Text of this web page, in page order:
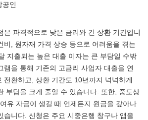
공인
은 파격적으로 낮은 금리와 긴 상환 기간입니
비, 원자재 가격 상승 등으로 어려움을 겪는
지출되는 높은 대출 이자는 큰 부담일 수밖
램을 통해 기존의 고금리 사업자 대출을 연
전환하고, 상환 기간도 10년까지 넉넉하게
부담을 크게 줄일 수 있습니다. 또한, 중도상
유 자금이 생길 때 언제든지 원금을 갚아나
습니다. 신청은 주요 시중은행 창구나 앱을